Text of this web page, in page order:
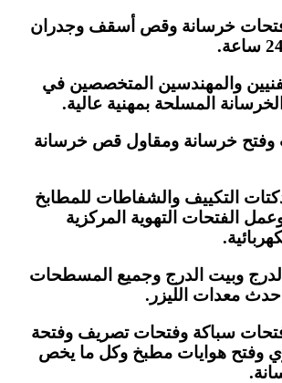
خرسانة وقص أسقف وجدران
والمهندسين المتخصصين في
المسلحة بمهنية عالية.
وفتح خرسانة ومقاول قص خرسانة
التكييف والشفاطات للمطابخ
الفتحات التهوية المركزية
وبيت الدرج وجميع المسطحات
معدات الليزر.
سباكة وفتحات تصريف وفتحة
وفتح هوايات مطبخ وكل ما يخص